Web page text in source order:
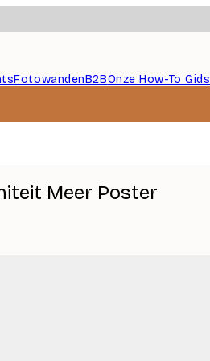
FotowandenB2BOnze How-To Gids
Meer Poster